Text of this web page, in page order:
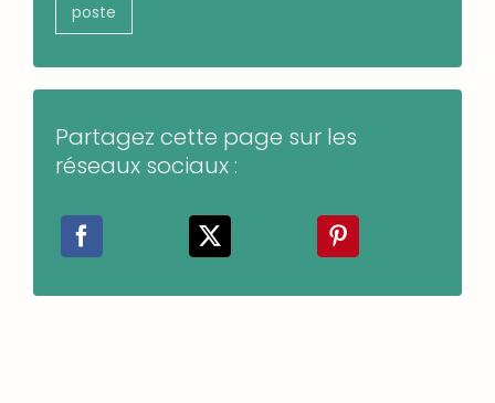
poste
Partagez cette page sur les
réseaux sociaux :